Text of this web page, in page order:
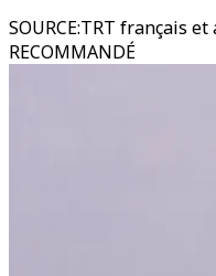
SOURCE:TRT français et
RECOMMANDÉ